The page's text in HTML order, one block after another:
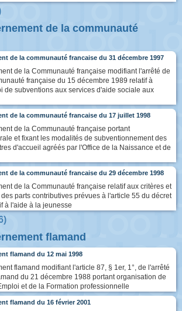
de la communauté
de la communauté francaise du 31 décembre 1997
de la Communauté française modifiant l'arrêté de
française du 15 décembre 1989 relatif à
de subventions aux services d'aide sociale aux
de la communauté francaise du 17 juillet 1998
de la Communauté française portant
et fixant les modalités de subventionnement des
d'accueil agréés par l'Office de la Naissance et de
de la communauté francaise du 29 décembre 1998
de la Communauté française relatif aux critères et
parts contributives prévues à l'article 55 du décret
à l'aide à la jeunesse
flamand
flamand du 12 mai 1998
flamand modifiant l'article 87, § 1er, 1°, de l'arrêté
du 21 décembre 1988 portant organisation de
et de la Formation professionnelle
flamand du 16 février 2001